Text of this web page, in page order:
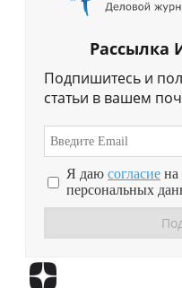
Рассылка
Подпишитесь и
статьи в вашем
Я даю согласие на
персональных